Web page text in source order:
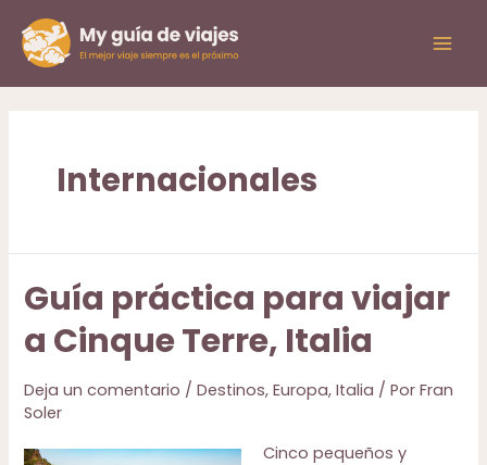
contenido
Internacionales
Guía práctica para viajar
a Cinque Terre, Italia
Deja un comentario /Destinos,Europa,Italia / PorFran
Soler
Cinco pequeños y